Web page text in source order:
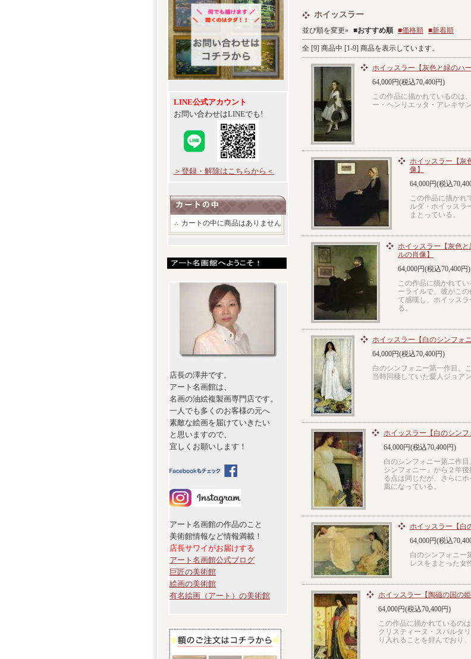
LINE公式アカウント
お問い合わせはLINEでも!
＞登録・解除はこちらから＜
カートの中に商品はありません
店長の澤井です。
アート名画館は、
名画の油絵複製画専門店です。
一人でも多くのお客様の元へ
素敵な絵画を届けていきたい
と思いますので、
宜しくお願いします！
アート名画館の作品のこと
美術館情報など情報満載！
店長サワイがお届けする
アート名画館公式ブログ
巨匠の美術館
絵画の美術館
有名絵画（アート）の美術館
ホイッスラー
並び順を変更» ■おすすめ順 ■価格順 ■新着順
全 [9] 商品中 [1-9] 商品を表示しています。
ホイッスラー【灰色と緑のハ
64,000円(税込70,400円)
この作品に描かれているのは
ー・ヘンリエッタ・アレキサ
ホイッスラー【灰
像】
64,000円(税込
この作品に描かれ
ルダ・ホイッスラ
まとっている。
ホイッスラー【灰色
ルの肖像】
64,000円(税込70,400円)
この作品に描かれて
ーライルで、彼がこ
て感嘆し、ホイッス
る。
ホイッスラー【白のシンフォニ
64,000円(税込70,400円)
白のシンフォニー第一作目。
当時同棲していた愛人ジョア
ホイッスラー【白のシンフ
64,000円(税込70,400円)
白のシンフォニー第二作
シンフォニー」から２年
る点は同じだが、さらに
風になっている。
ホイッスラー【白
64,000円(税込
白のシンフォニー
レスをまとった女
ホイッスラー【陶磁の国の姫
64,000円(税込70,400円)
この作品に描かれているの
クリスティーヌ・スパルタ
り入れることを好んでおり